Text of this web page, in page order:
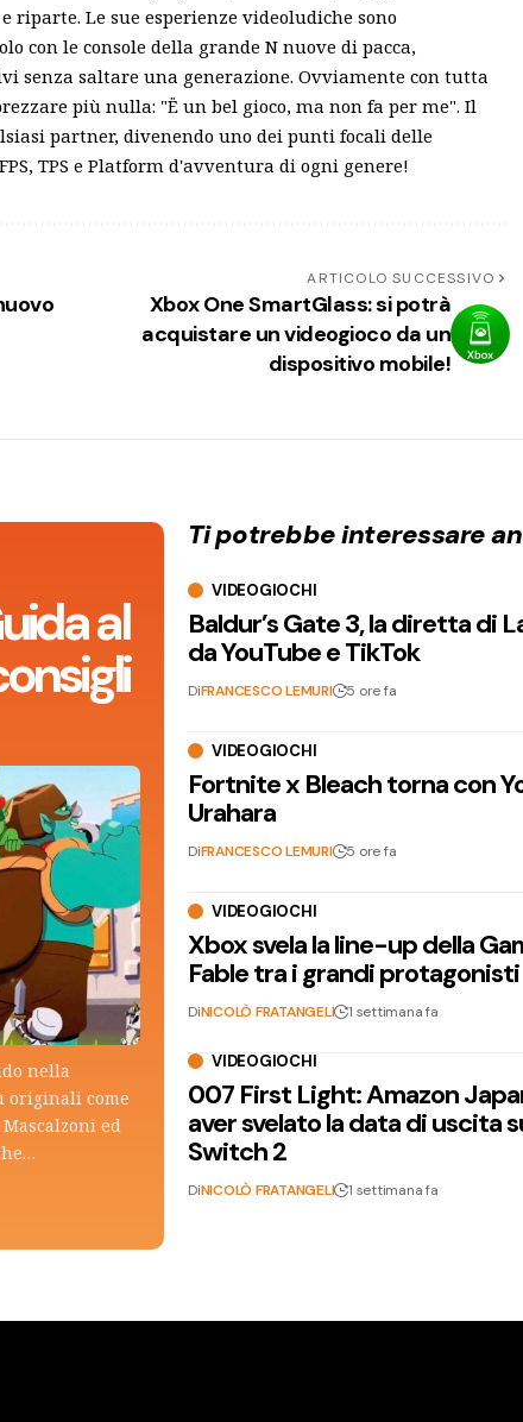
riparte. Le sue esperienze videoludiche sono
con le console della grande N nuove di pacca,
senza saltare una generazione. Ovviamente con tutta
più nulla: "Ë un bel gioco, ma non fa per me". Il
partner, divenendo uno dei punti focali delle
TPS e Platform d'avventura di ogni genere!
ARTICOLO SUCCESSIVO
Xbox One SmartGlass: si potrà
acquistare un videogioco da un
dispositivo mobile!
al
nella
originali come
ed
Ti potrebbe interessare
VIDEOGIOCHI
Baldur’s Gate 3, la diretta di
da YouTube e TikTok
DiFRANCESCO LEMURI 5 ore fa
VIDEOGIOCHI
Fortnite x Bleach torna con
Urahara
DiFRANCESCO LEMURI 5 ore fa
VIDEOGIOCHI
Xbox svela la line-up della
Fable tra i grandi protagonisti
DiNICOLÒ FRATANGELI 1 settimana fa
VIDEOGIOCHI
007 First Light: Amazon
aver svelato la data di uscita
Switch 2
DiNICOLÒ FRATANGELI 1 settimana fa